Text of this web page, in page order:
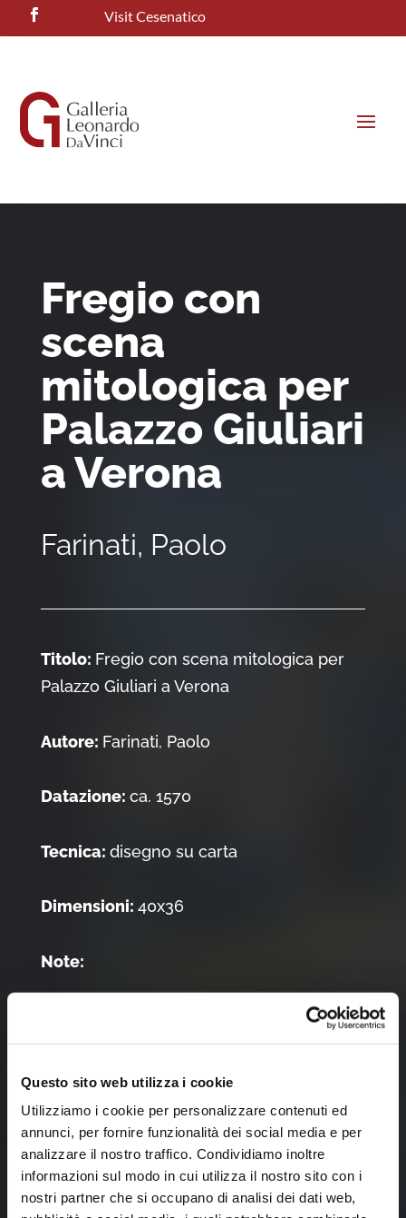
Questo sito web utilizza i cookie
Utilizziamo i cookie per personalizzare contenuti ed
annunci, per fornire funzionalità dei social media e per
analizzare il nostro traffico. Condividiamo inoltre
informazioni sul modo in cui utilizza il nostro sito con i
nostri partner che si occupano di analisi dei dati web,
Visit Cesenatico
Fregio con
scena
mitologica per
Palazzo Giuliari
a Verona
Farinati, Paolo
Titolo: Fregio con scena mitologica per
Palazzo Giuliari a Verona
Autore: Farinati, Paolo
Datazione: ca. 1570
Tecnica: disegno su carta
Dimensioni: 40x36
Note:
Donazione di Giovanni Bissoni, 2023
Tocca l'immagine per zoomare